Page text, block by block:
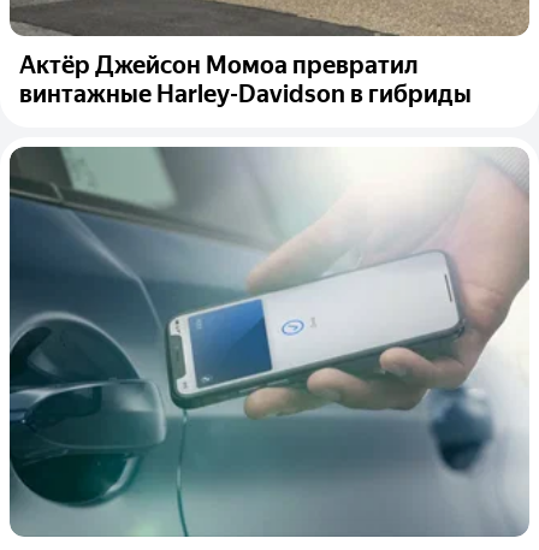
Актёр Джейсон Момоа превратил
винтажные Harley-Davidson в гибриды